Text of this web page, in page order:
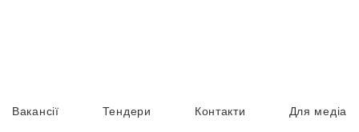
Вакансії Тендери Контакти Для медіа